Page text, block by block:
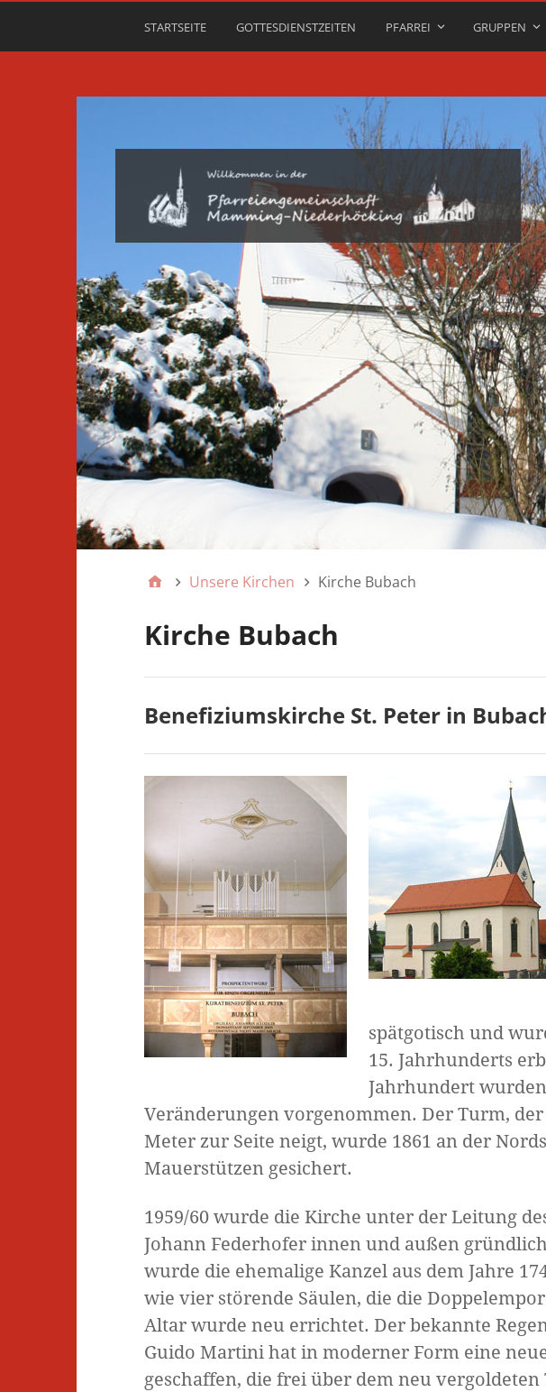
STARTSEITE GOTTESDIENSTZEITEN PFARREI GRUPPEN
Unsere Kirchen Kirche Bubach
Kirche Bubach
Benefiziumskirche St. Peter in
spätgotisch und
15. Jahrhunderts
Jahrhundert
Veränderungen vorgenommen. Der Turm,
Meter zur Seite neigt, wurde 1861 an der
Mauerstützen gesichert.
1959/60 wurde die Kirche unter der Leitung
Johann Federhofer innen und außen
wurde die ehemalige Kanzel aus dem Jahre
wie vier störende Säulen, die die
Altar wurde neu errichtet. Der bekannte
Guido Martini hat in moderner Form eine
geschaffen, die frei über dem neu vergoldeten